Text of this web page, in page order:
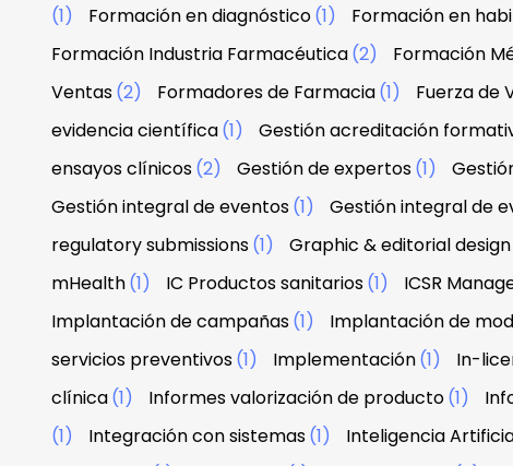
(1)
Formación en diagnóstico(1) Formación en
Formación Industria Farmacéutica(2) Formación
Ventas(2) Formadores de Farmacia(1) Fuerza de
evidencia científica(1) Gestión acreditación
ensayos clínicos(2) Gestión de expertos(1)
Gestión integral de eventos(1) Gestión integral de
regulatory submissions(1) Graphic & editorial
mHealth(1) IC Productos sanitarios(1) ICSR
Implantación de campañas(1) Implantación de
servicios preventivos(1) Implementación(1) In-
clínica(1) Informes valorización de producto(1)
(1)
Integración con sistemas(1) Inteligencia